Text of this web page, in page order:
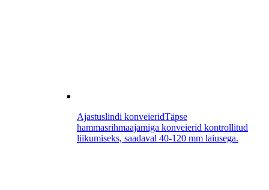
Ajastuslindi konveieridTäpse
hammasrihmaajamiga konveierid kontrollitud
liikumiseks, saadaval 40-120 mm laiusega.